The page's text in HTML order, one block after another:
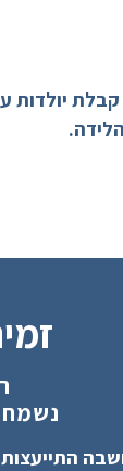
יולדות
התייעצות